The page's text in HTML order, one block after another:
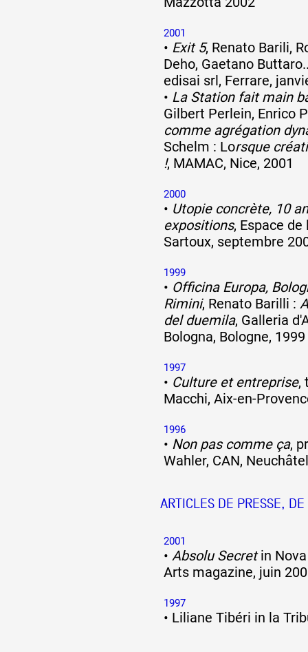
2001
• Exit 5, Renato Barili,
Deho, Gaetano
edisai srl, Ferrare,
• La Station fait main
Gilbert Perlein, Enrico
comme agrégation
Schelm : Lorsque
!, MAMAC, Nice, 2001
2000
• Utopie concrète, 10
expositions, Espace
Sartoux, septembre
1999
• Officina Europa,
Rimini, Renato Barilli :
del duemila, Galleria
Bologna, Bologne, 1999
1997
• Culture et entreprise,
Macchi, Aix-en-
1996
• Non pas comme ça,
Wahler, CAN,
ARTICLES DE PRESSE, DE
2001
• Absolu Secretin
Arts magazine, juin
1997
• Liliane Tibéri in la